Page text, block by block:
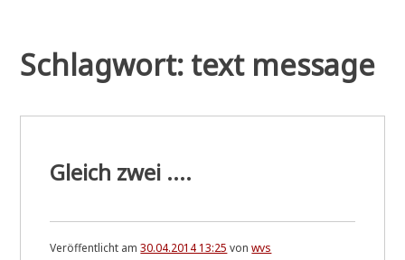
Schlagwort: text message
Gleich zwei ....
Veröffentlicht am30.04.2014 13:25 vonwvs